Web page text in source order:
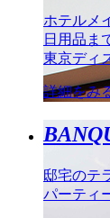
ホテルメ
日用品ま
東京ディ
詳細をみ
邸宅のテ
パーティ